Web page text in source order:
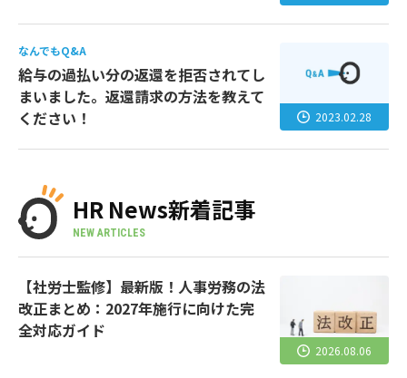
なんでもQ&A
給与の過払い分の返還を拒否されてし
まいました。返還請求の方法を教えて
ください！
2023.02.28
HR News新着記事
NEW ARTICLES
【社労士監修】最新版！人事労務の法
改正まとめ：2027年施行に向けた完
全対応ガイド
2026.08.06